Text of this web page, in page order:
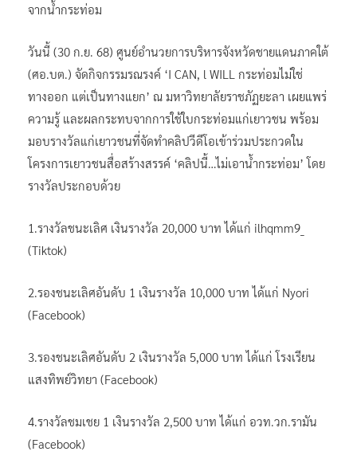
จากน้ำกระท่อม
วันนี้ (30 ก.ย. 68) ศูนย์อำนวยการบริหารจังหวัดชายแดนภาคใต้
(ศอ.บต.) จัดกิจกรรมรณรงค์ ‘I CAN, l WILL กระท่อมไม่ใช่
ทางออก แต่เป็นทางแยก’ ณ มหาวิทยาลัยราชภัฏยะลา เผยแพร่
ความรู้ และผลกระทบจากการใช้ใบกระท่อมแก่เยาวชน พร้อม
มอบรางวัลแก่เยาวชนที่จัดทำคลิปวีดีโอเข้าร่วมประกวดใน
โครงการเยาวชนสื่อสร้างสรรค์ ‘คลิปนี้…ไม่เอาน้ำกระท่อม’ โดย
รางวัลประกอบด้วย
1.รางวัลชนะเลิศ เงินรางวัล 20,000 บาท ได้แก่ ilhqmm9_
(Tiktok)
2.รองชนะเลิศอันดับ 1 เงินรางวัล 10,000 บาท ได้แก่ Nyori
(Facebook)
3.รองชนะเลิศอันดับ 2 เงินรางวัล 5,000 บาท ได้แก่ โรงเรียน
แสงทิพย์วิทยา (Facebook)
4.รางวัลชมเชย 1 เงินรางวัล 2,500 บาท ได้แก่ อวท.วก.รามัน
(Facebook)